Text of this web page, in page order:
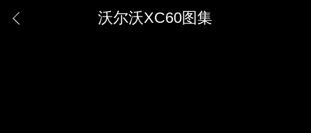
沃尔沃XC60图集